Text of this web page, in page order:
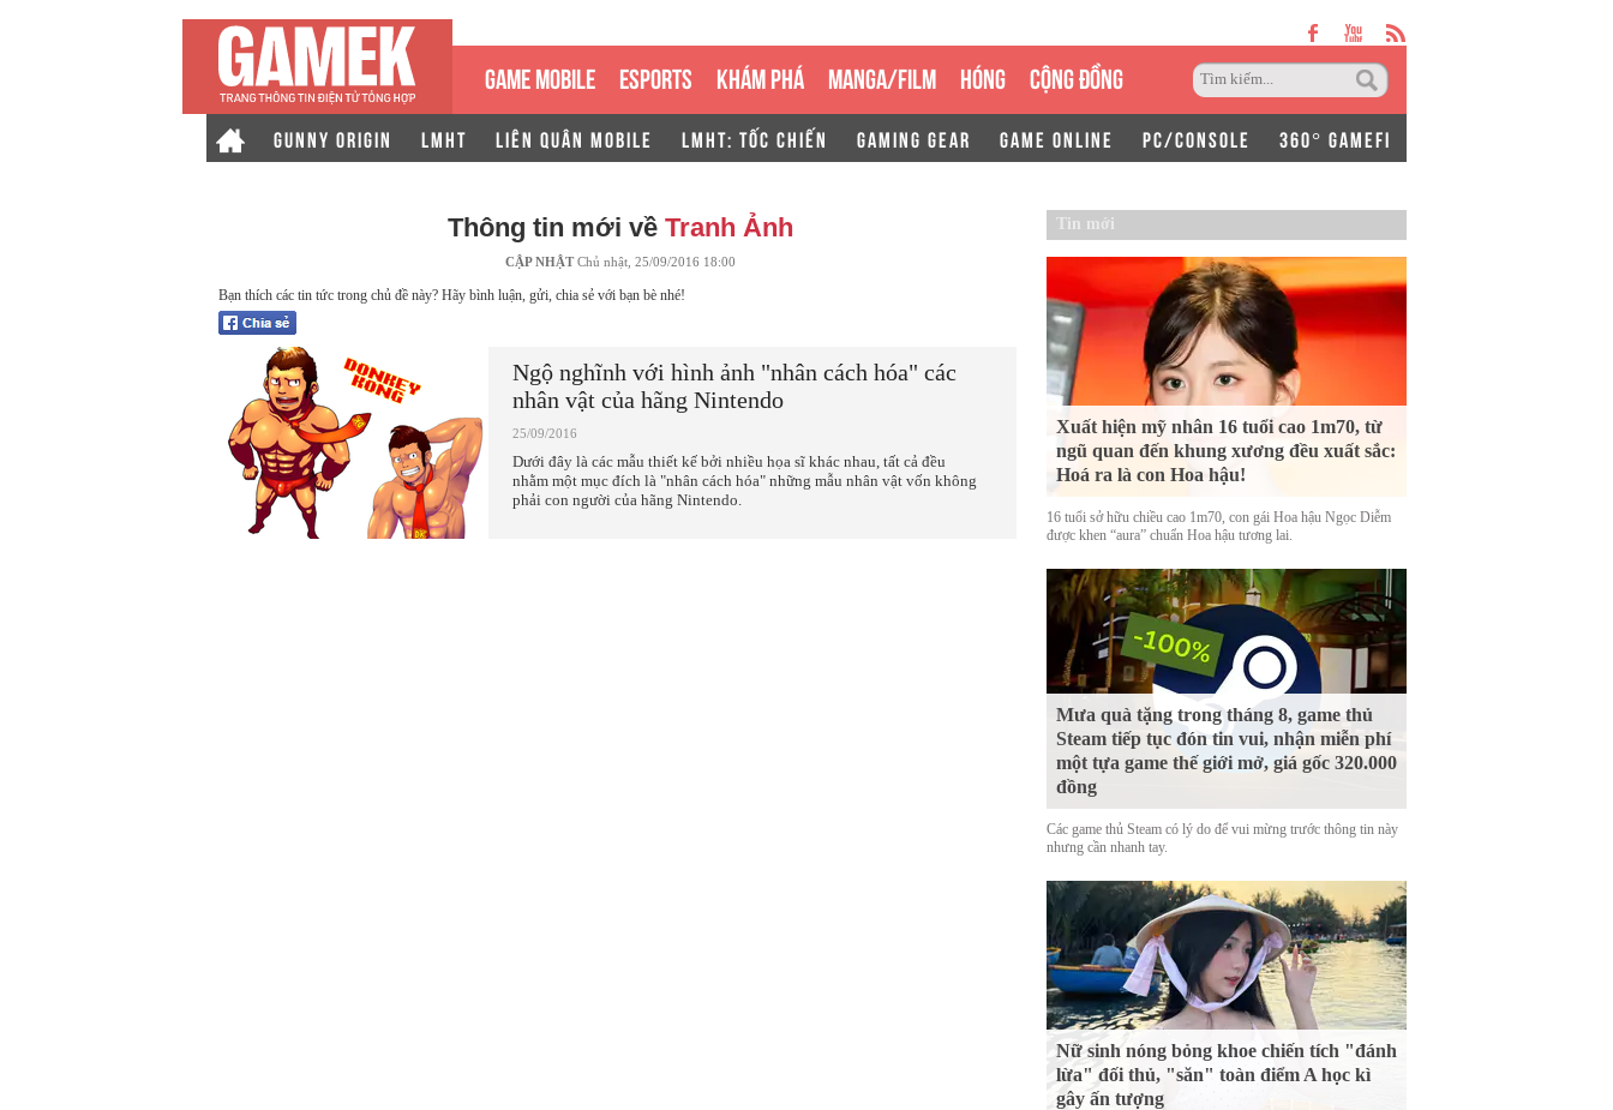
GAME MOBILE ESPORTS KHÁM PHÁ MANGA/FILM HÓNG CỘNG ĐỒNG
GUNNY ORIGIN LMHT LIÊN QUÂN MOBILE LMHT: TỐC CHIẾN GAMING GEAR GAME ONLINE PC/CONSOLE 360° GAMEFI
Thông tin mới về Tranh Ảnh
CẬP NHẬTChủ nhật, 25/09/2016 18:00
Bạn thích các tin tức trong chủ đề này? Hãy bình luận, gửi, chia sẻ với bạn bè nhé!
Ngộ nghĩnh với hình ảnh "nhân cách hóa" các
nhân vật của hãng Nintendo
25/09/2016
Dưới đây là các mẫu thiết kế bởi nhiều họa sĩ khác nhau, tất cả đều
nhằm một mục đích là "nhân cách hóa" những mẫu nhân vật vốn không
phải con người của hãng Nintendo.
Tin mới
Xuất hiện mỹ nhân 16 tuổi cao 1m70, từ
ngũ quan đến khung xương đều xuất sắc:
Hoá ra là con Hoa hậu!
16 tuổi sở hữu chiều cao 1m70, con gái Hoa hậu Ngọc Diễm
được khen “aura” chuẩn Hoa hậu tương lai.
Mưa quà tặng trong tháng 8, game thủ
Steam tiếp tục đón tin vui, nhận miễn phí
một tựa game thế giới mở, giá gốc 320.000
đồng
Các game thủ Steam có lý do để vui mừng trước thông tin này
nhưng cần nhanh tay.
Nữ sinh nóng bỏng khoe chiến tích "đánh
lừa" đối thủ, "săn" toàn điểm A học kì
gây ấn tượng